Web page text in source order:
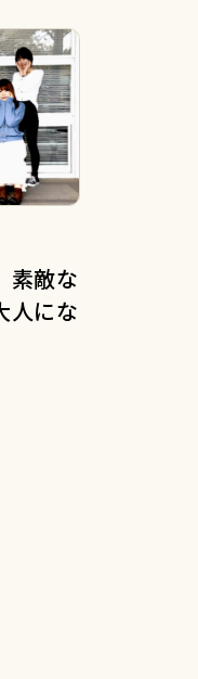
素敵な
人にな